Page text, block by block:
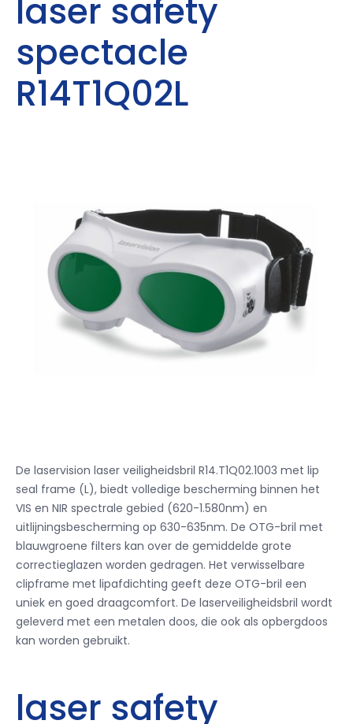
laser safety
spectacle
R14T1Q02L
De laservision laser veiligheidsbril R14.T1Q02.1003 met lip
seal frame (L), biedt volledige bescherming binnen het
VIS en NIR spectrale gebied (620-1.580nm) en
uitlijningsbescherming op 630-635nm. De OTG-bril met
blauwgroene filters kan over de gemiddelde grote
correctieglazen worden gedragen. Het verwisselbare
clipframe met lipafdichting geeft deze OTG-bril een
uniek en goed draagcomfort. De laserveiligheidsbril wordt
geleverd met een metalen doos, die ook als opbergdoos
kan worden gebruikt.
laser safety